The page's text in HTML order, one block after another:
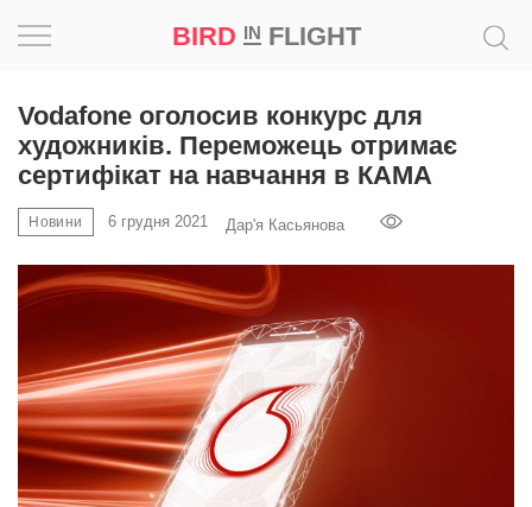
BIRD INFLIGHT
ПРОМО
Vodafone оголосив конкурс для
художників. Переможець отримає
сертифікат на навчання в КАМА
Новини 6 грудня 2021 Дар'я Касьянова